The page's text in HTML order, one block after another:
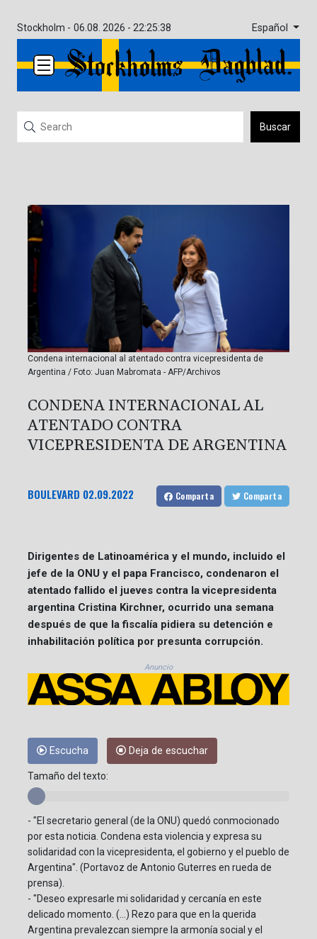
Stockholm - 06.08. 2026 - 22:25:38 Español
Buscar
Condena internacional al atentado contra vicepresidenta de
Argentina / Foto: Juan Mabromata - AFP/Archivos
CONDENA INTERNACIONAL AL
ATENTADO CONTRA
VICEPRESIDENTA DE ARGENTINA
BOULEVARD 02.09.2022 Comparta Comparta
Dirigentes de Latinoamérica y el mundo, incluido el
jefe de la ONU y el papa Francisco, condenaron el
atentado fallido el jueves contra la vicepresidenta
argentina Cristina Kirchner, ocurrido una semana
después de que la fiscalía pidiera su detención e
inhabilitación política por presunta corrupción.
Anuncio
Escucha Deja de escuchar
Tamaño del texto:
- "El secretario general (de la ONU) quedó conmocionado
por esta noticia. Condena esta violencia y expresa su
solidaridad con la vicepresidenta, el gobierno y el pueblo de
Argentina". (Portavoz de Antonio Guterres en rueda de
prensa).
- "Deseo expresarle mi solidaridad y cercanía en este
delicado momento. (...) Rezo para que en la querida
Argentina prevalezcan siempre la armonía social y el